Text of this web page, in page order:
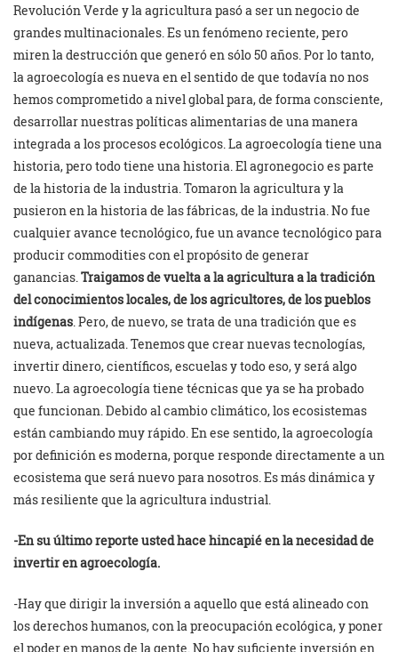
Revolución Verde y la agricultura pasó a ser un negocio de
grandes multinacionales. Es un fenómeno reciente, pero
miren la destrucción que generó en sólo 50 años. Por lo tanto,
la agroecología es nueva en el sentido de que todavía no nos
hemos comprometido a nivel global para, de forma consciente,
desarrollar nuestras políticas alimentarias de una manera
integrada a los procesos ecológicos. La agroecología tiene una
historia, pero todo tiene una historia. El agronegocio es parte
de la historia de la industria. Tomaron la agricultura y la
pusieron en la historia de las fábricas, de la industria. No fue
cualquier avance tecnológico, fue un avance tecnológico para
producir commodities con el propósito de generar
ganancias. Traigamos de vuelta a la agricultura a la tradición
del conocimientos locales, de los agricultores, de los pueblos
indígenas . Pero, de nuevo, se trata de una tradición que es
nueva, actualizada. Tenemos que crear nuevas tecnologías,
invertir dinero, científicos, escuelas y todo eso, y será algo
nuevo. La agroecología tiene técnicas que ya se ha probado
que funcionan. Debido al cambio climático, los ecosistemas
están cambiando muy rápido. En ese sentido, la agroecología
por definición es moderna, porque responde directamente a un
ecosistema que será nuevo para nosotros. Es más dinámica y
más resiliente que la agricultura industrial.
-En su último reporte usted hace hincapié en la necesidad de
invertir en agroecología.
-Hay que dirigir la inversión a aquello que está alineado con
los derechos humanos, con la preocupación ecológica, y poner
el poder en manos de la gente. No hay suficiente inversión en